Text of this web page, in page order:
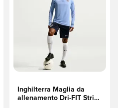
Inghilterra Maglia da
allenamento Dri-FIT Strike